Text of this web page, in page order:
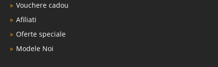
Vouchere cadou
Afiliati
Oferte speciale
Modele Noi